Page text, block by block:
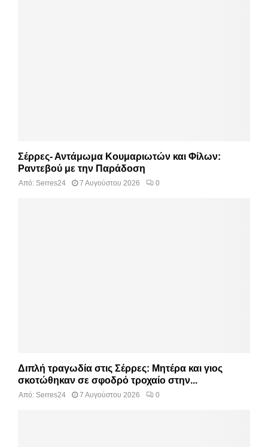
Σέρρες- Αντάμωμα Κουμαριωτών και Φίλων:
Ραντεβού με την Παράδοση
Από: Serres24 7 Αυγούστου 2026 0
Διπλή τραγωδία στις Σέρρες: Μητέρα και γιος
σκοτώθηκαν σε σφοδρό τροχαίο στην...
Από: Serres24 7 Αυγούστου 2026 0